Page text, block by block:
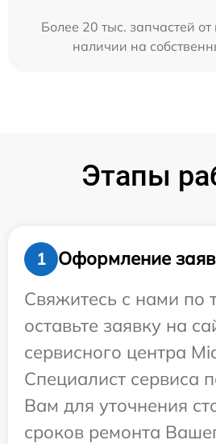
Более 20 тыс. запчастей
наличии на
Этапы
1
Оформление
Свяжитесь с нами по
оставьте заявку на
сервисного центра
Специалист сервиса
Вам для уточнения
сроков ремонта